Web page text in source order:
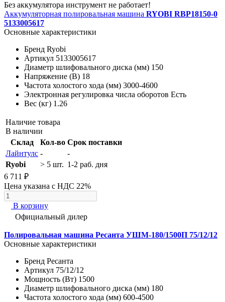
Без аккумулятора инструмент не работает!
Аккумуляторная полировальная машина RYOBI RBP18150-0
5133005617
Основные характеристики
Бренд Ryobi
Артикул 5133005617
Диаметр шлифовального диска (мм) 150
Напряжение (В) 18
Частота холостого хода (мм) 3000-4600
Электронная регулировка числа оборотов Есть
Вес (кг) 1.26
Наличие товара
В наличии
Склад
Кол-во Срок поставки
Лайнтулс -
-
Ryobi
> 5 шт. 1-2 раб. дня
6 711 ₽
Цена указана с НДС 22%
В корзину
Официальный дилер
Полировальная машина Ресанта УШМ-180/1500П 75/12/12
Основные характеристики
Бренд Ресанта
Артикул 75/12/12
Мощность (Вт) 1500
Диаметр шлифовального диска (мм) 180
Частота холостого хода (мм) 600-4500